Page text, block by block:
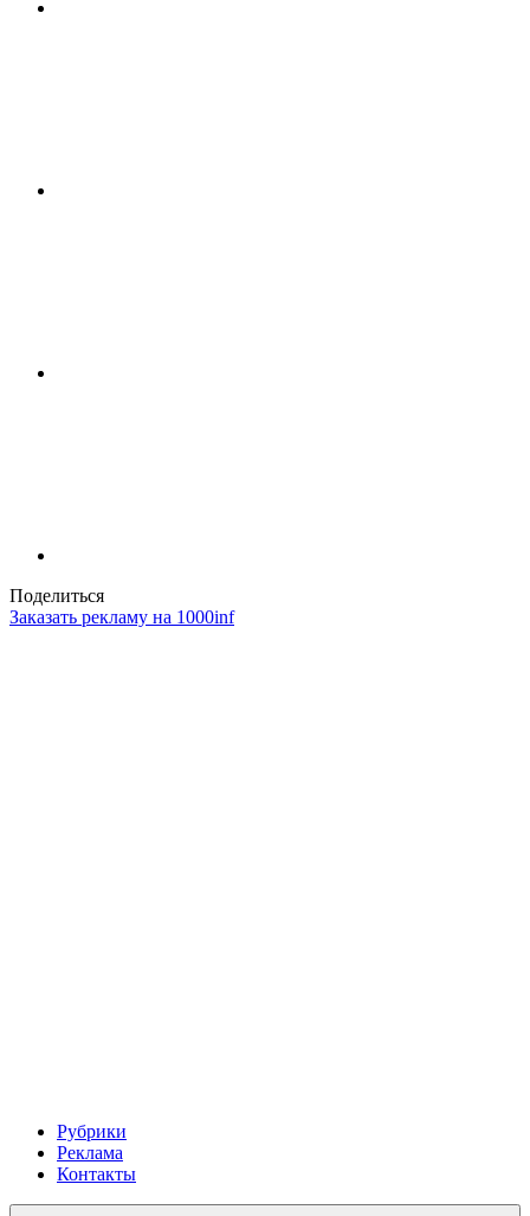
Поделиться
Заказать рекламу на 1000inf
Рубрики
Реклама
Контакты